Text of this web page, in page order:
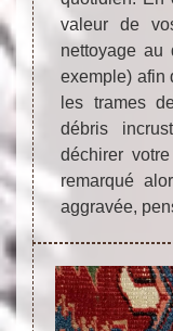
valeur de
nettoyage au
exemple) afin
les trames
débris
déchirer
remarqué
aggravée,